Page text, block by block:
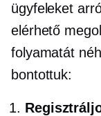
ügyfeleket
elérhető
folyamatát
bontottuk: